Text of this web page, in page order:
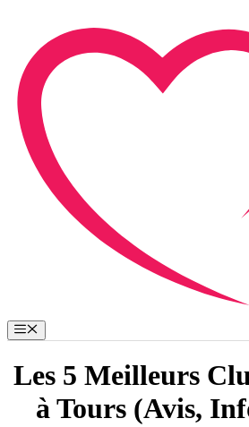
contenu
Menu
Les 5 Meilleurs
à Tours (Avis,